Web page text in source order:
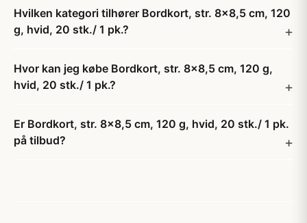
Hvilken kategori tilhører Bordkort, str. 8x8,5 cm, 120
g, hvid, 20 stk./ 1 pk.?
Hvor kan jeg købe Bordkort, str. 8x8,5 cm, 120 g,
hvid, 20 stk./ 1 pk.?
Er Bordkort, str. 8x8,5 cm, 120 g, hvid, 20 stk./ 1 pk.
på tilbud?